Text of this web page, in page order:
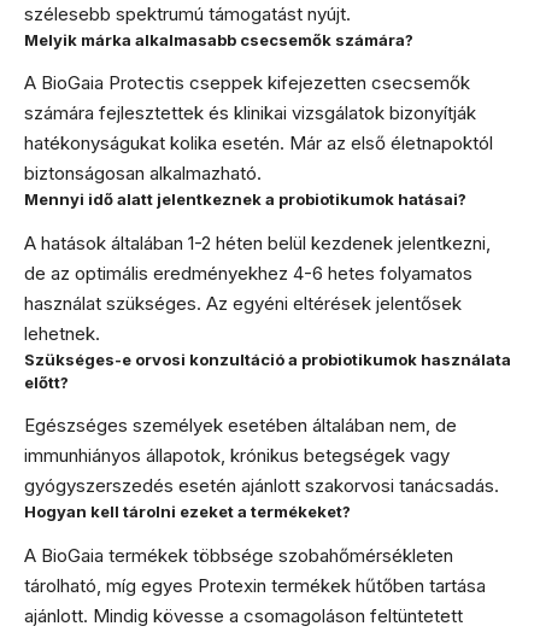
szélesebb spektrumú támogatást nyújt.
Melyik márka alkalmasabb csecsemők számára?
A BioGaia Protectis cseppek kifejezetten csecsemők
számára fejlesztettek és klinikai vizsgálatok bizonyítják
hatékonyságukat kolika esetén. Már az első életnapoktól
biztonságosan alkalmazható.
Mennyi idő alatt jelentkeznek a probiotikumok hatásai?
A hatások általában 1-2 héten belül kezdenek jelentkezni,
de az optimális eredményekhez 4-6 hetes folyamatos
használat szükséges. Az egyéni eltérések jelentősek
lehetnek.
Szükséges-e orvosi konzultáció a probiotikumok használata
előtt?
Egészséges személyek esetében általában nem, de
immunhiányos állapotok, krónikus betegségek vagy
gyógyszerszedés esetén ajánlott szakorvosi tanácsadás.
Hogyan kell tárolni ezeket a termékeket?
A BioGaia termékek többsége szobahőmérsékleten
tárolható, míg egyes Protexin termékek hűtőben tartása
ajánlott. Mindig kövesse a csomagoláson feltüntetett